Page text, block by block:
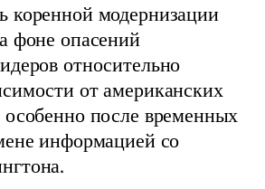
коренной модернизации
фоне опасений
относительно
от американских
особенно после временных
информацией со